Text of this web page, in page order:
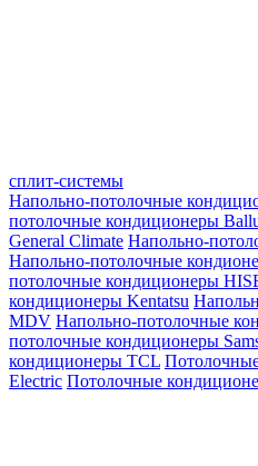
сплит-системы
Напольно-потолочные
потолочные кондиционеры
General Climate Напольно-
Напольно-потолочные
потолочные кондиционеры
кондиционеры Kentatsu
MDV Напольно-потолочные
потолочные кондиционеры
кондиционеры TCL
Electric Потолочные